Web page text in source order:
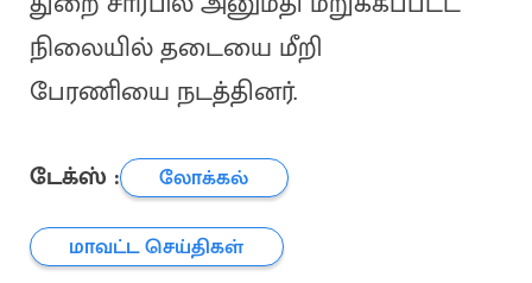
நிலையில் தடையை மீறி
பேரணியை நடத்தினர்.
டேக்ஸ் :
லோக்கல்
மாவட்ட செய்திகள்